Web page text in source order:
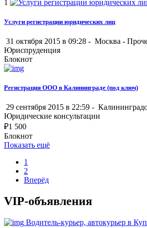
1
Услуги регистрации юридических лиц
31 октября 2015 в 09:28 - Москва -
Юриспруденция
Блокнот
Регистрация ООО в Калининграде (под ключ)
29 сентября 2015 в 22:59 -
Юридические консультации
₽1 500
Блокнот
Показать ещё
1
2
Вперёд
VIP-объявления
Водитель-курьер, автокурьер в